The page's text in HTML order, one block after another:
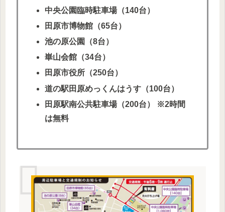
中央公園臨時駐車場（140台）
田原市博物館（65台）
池の原公園（8台）
崋山会館（34台）
田原市役所（250台）
道の駅田原めっくんはうす（100台）
田原駅南公共駐車場（200台） ※2時間
は無料